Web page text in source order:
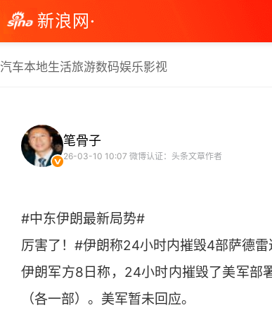
新浪网·
汽车本地生活旅游数码娱乐影视
笔骨子
26-03-10 10:07 微博认证：头条文章作者
#中东伊朗最新局势#
厉害了！#伊朗称24小时内摧毁4部萨德
伊朗军方8日称，24小时内摧毁了美军部
（各一部）。美军暂未回应。